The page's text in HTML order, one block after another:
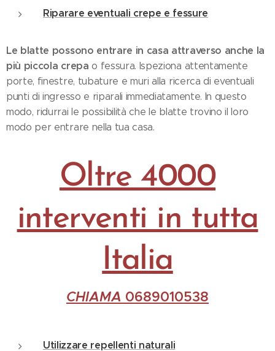
Riparare eventuali crepe e fessure
Le blatte possono entrare in casa attraverso anche la
più piccola crepa o fessura. Ispeziona attentamente
porte, finestre, tubature e muri alla ricerca di eventuali
punti di ingresso e riparali immediatamente. In questo
modo, ridurrai le possibilità che le blatte trovino il loro
modo per entrare nella tua casa.
Oltre 4000
interventi in tutta
Italia
CHIAMA 0689010538
Utilizzare repellenti naturali